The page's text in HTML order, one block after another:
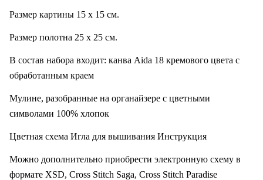
Размер картины 15 х 15 см.
Размер полотна 25 х 25 см.
В состав набора входит: канва Aida 18 кремового цвета с
обработанным краем
Мулине, разобранные на органайзере с цветными
символами 100% хлопок
Цветная схема Игла для вышивания Инструкция
Можно дополнительно приобрести электронную схему в
формате XSD, Cross Stitch Saga, Cross Stitch Paradise